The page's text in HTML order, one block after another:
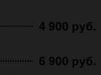
4 900 руб.
6 900 руб.